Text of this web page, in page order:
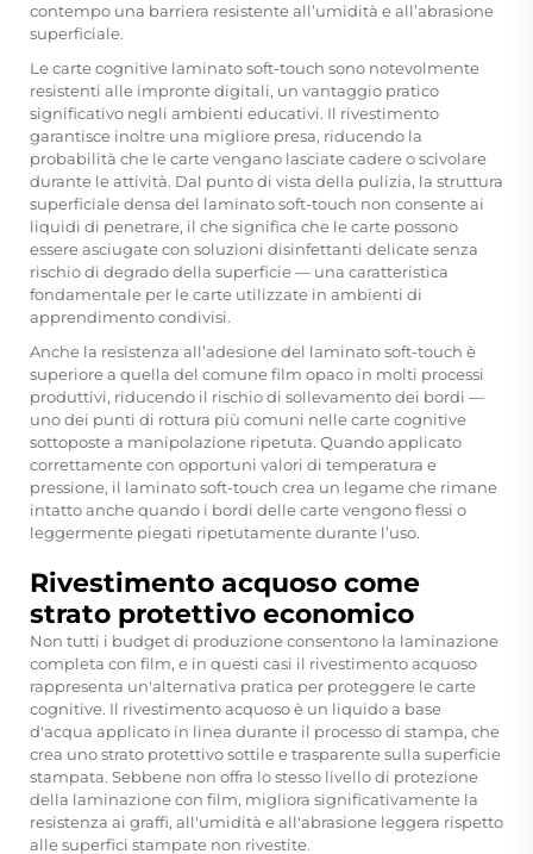
contempo una barriera resistente all’umidità e all’abrasione
superficiale.
Le carte cognitive laminato soft-touch sono notevolmente
resistenti alle impronte digitali, un vantaggio pratico
significativo negli ambienti educativi. Il rivestimento
garantisce inoltre una migliore presa, riducendo la
probabilità che le carte vengano lasciate cadere o scivolare
durante le attività. Dal punto di vista della pulizia, la struttura
superficiale densa del laminato soft-touch non consente ai
liquidi di penetrare, il che significa che le carte possono
essere asciugate con soluzioni disinfettanti delicate senza
rischio di degrado della superficie — una caratteristica
fondamentale per le carte utilizzate in ambienti di
apprendimento condivisi.
Anche la resistenza all’adesione del laminato soft-touch è
superiore a quella del comune film opaco in molti processi
produttivi, riducendo il rischio di sollevamento dei bordi —
uno dei punti di rottura più comuni nelle carte cognitive
sottoposte a manipolazione ripetuta. Quando applicato
correttamente con opportuni valori di temperatura e
pressione, il laminato soft-touch crea un legame che rimane
intatto anche quando i bordi delle carte vengono flessi o
leggermente piegati ripetutamente durante l’uso.
Rivestimento acquoso come
strato protettivo economico
Non tutti i budget di produzione consentono la laminazione
completa con film, e in questi casi il rivestimento acquoso
rappresenta un'alternativa pratica per proteggere le carte
cognitive. Il rivestimento acquoso è un liquido a base
d'acqua applicato in linea durante il processo di stampa, che
crea uno strato protettivo sottile e trasparente sulla superficie
stampata. Sebbene non offra lo stesso livello di protezione
della laminazione con film, migliora significativamente la
resistenza ai graffi, all'umidità e all'abrasione leggera rispetto
alle superfici stampate non rivestite.